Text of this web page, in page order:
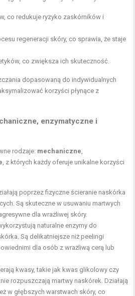
co redukuje ryzyko zaskórników i
regeneracji skóry, co sprawia, że staje
co zwiększa ich skuteczność.
dopasowaną do indywidualnych
korzyści płynące z
enzymatyczne i
rodzaje: mechaniczne
, z których każdy oferuje unikalne korzyści
poprzez fizyczne ścieranie naskórka
Są skuteczne w usuwaniu martwych
dla wrażliwej skóry.
naturalne enzymy do
Są delikatniejsze niż peelingi
dla osób z wrażliwą cerą lub
kwasy, takie jak kwas glikolowy czy
rozpuszczają martwy naskórek. Działają
w głębszych warstwach skóry, co